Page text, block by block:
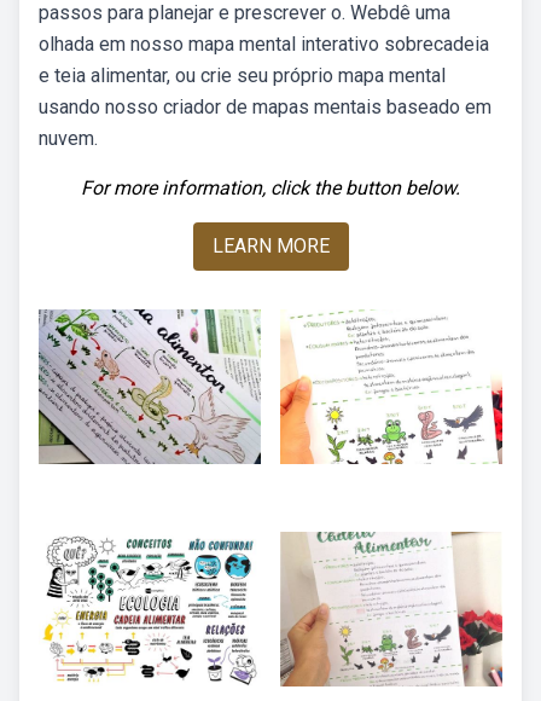
passos para planejar e prescrever o. Webdê uma
olhada em nosso mapa mental interativo sobrecadeia
e teia alimentar, ou crie seu próprio mapa mental
usando nosso criador de mapas mentais baseado em
nuvem.
For more information, click the button below.
LEARN MORE